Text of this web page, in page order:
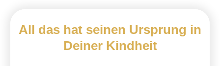
All das hat seinen Ursprung in
Deiner Kindheit